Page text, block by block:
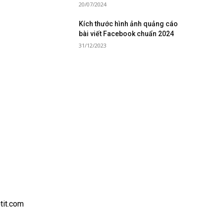
20/07/2024
Kích thước hình ảnh quảng cáo
bài viết Facebook chuẩn 2024
31/12/2023